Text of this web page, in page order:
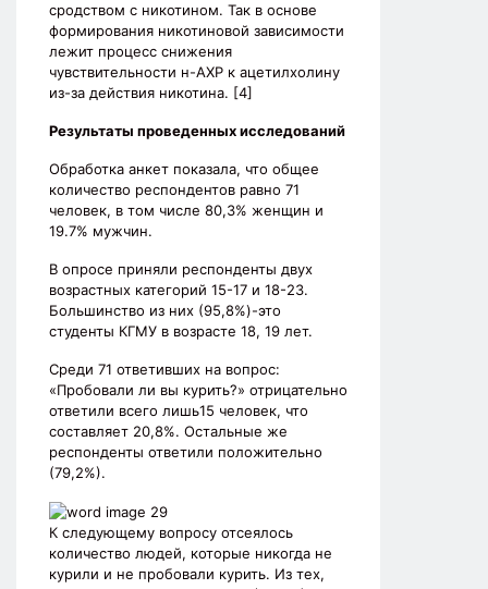
сродством с никотином. Так в основе
формирования никотиновой зависимости
лежит процесс снижения
чувствительности н-АХР к ацетилхолину
из-за действия никотина. [4]
Результаты проведенных исследований
Обработка анкет показала, что общее
количество респондентов равно 71
человек, в том числе 80,3% женщин и
19.7% мужчин.
В опросе приняли респонденты двух
возрастных категорий 15-17 и 18-23.
Большинство из них (95,8%)-это
студенты КГМУ в возрасте 18, 19 лет.
Среди 71 ответивших на вопрос:
«Пробовали ли вы курить?» отрицательно
ответили всего лишь15 человек, что
составляет 20,8%. Остальные же
респонденты ответили положительно
(79,2%).
К следующему вопросу отсеялось
количество людей, которые никогда не
курили и не пробовали курить. Из тех,